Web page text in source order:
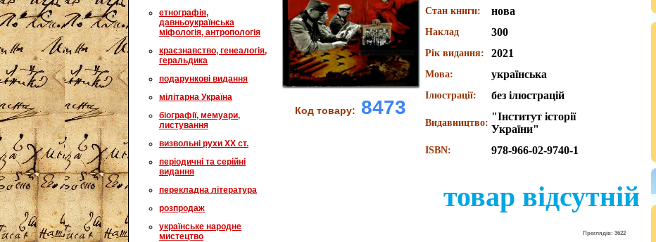
етнографія,
давньоукраїнська
міфологія, антропологія
краєзнавство, генеалогія,
геральдика
подарункові видання
мілітарна Україна
біографії, мемуари,
листування
визвольні рухи XX ст.
періодичні та серійні
видання
перекладна література
розпродаж
українське народне
мистецтво
Код товару: 8473
Стан книги: нова
Наклад 300
Рік видання: 2021
Мова: українська
Ілюстрації: без ілюстрацій
Видавництво:
"Інститут історії
України"
ISBN: 978-966-02-9740-1
товар відсутній
Преглядів: 3622